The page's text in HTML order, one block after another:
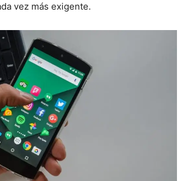
vez más exigente.